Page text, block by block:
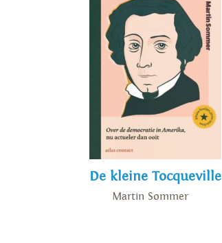
De kleine Tocqueville
Martin Sommer